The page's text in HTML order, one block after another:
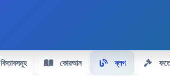
কিতাবসমূহ কোরআন ব্লগ